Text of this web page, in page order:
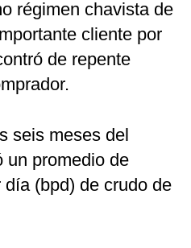
régimen chavista de
cliente por
de repente
seis meses del
un promedio de
(bpd) de crudo de